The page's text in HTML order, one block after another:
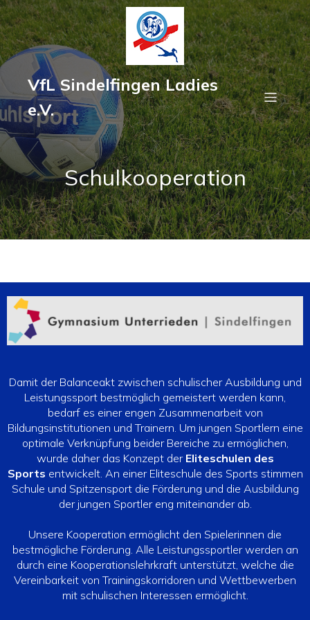
VfL Sindelfingen Ladies
e.V.
Schulkooperation
Damit der Balanceakt zwischen schulischer Ausbildung und
Leistungssport bestmöglich gemeistert werden kann,
bedarf es einer engen Zusammenarbeit von
Bildungsinstitutionen und Trainern. Um jungen Sportlern eine
optimale Verknüpfung beider Bereiche zu ermöglichen,
wurde daher das Konzept der Eliteschulen des
Sports entwickelt. An einer Eliteschule des Sports stimmen
Schule und Spitzensport die Förderung und die Ausbildung
der jungen Sportler eng miteinander ab.
Unsere Kooperation ermöglicht den Spielerinnen die
bestmögliche Förderung. Alle Leistungssportler werden an
durch eine Kooperationslehrkraft unterstützt, welche die
Vereinbarkeit von Trainingskorridoren und Wettbewerben
mit schulischen Interessen ermöglicht.